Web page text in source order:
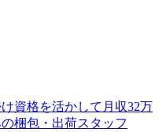
資格を活かして月収32万
梱包・出荷スタッフ